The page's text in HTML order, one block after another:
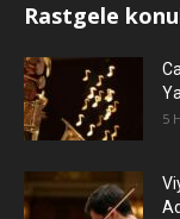
Rastgele
5